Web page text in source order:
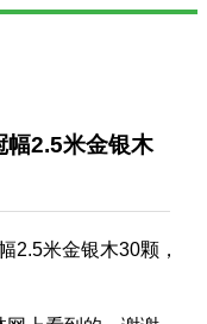
幅2.5米金银木
2.5米金银木30颗，